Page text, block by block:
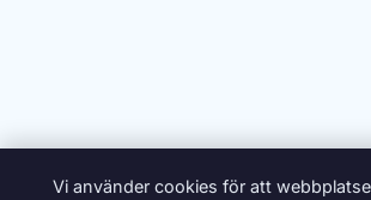
Vi använder cookies för att